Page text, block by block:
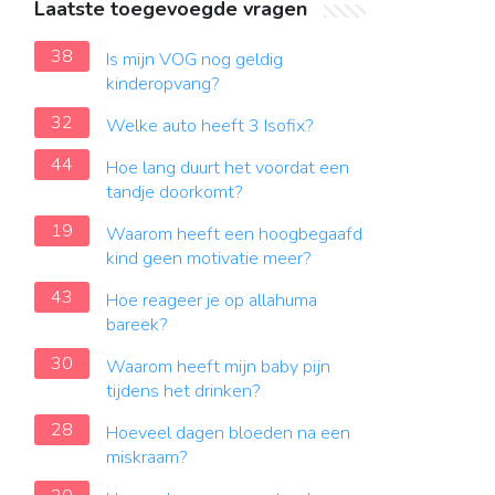
Laatste toegevoegde vragen
38
Is mijn VOG nog geldig
kinderopvang?
32
Welke auto heeft 3 Isofix?
44
Hoe lang duurt het voordat een
tandje doorkomt?
19
Waarom heeft een hoogbegaafd
kind geen motivatie meer?
43
Hoe reageer je op allahuma
bareek?
30
Waarom heeft mijn baby pijn
tijdens het drinken?
28
Hoeveel dagen bloeden na een
miskraam?